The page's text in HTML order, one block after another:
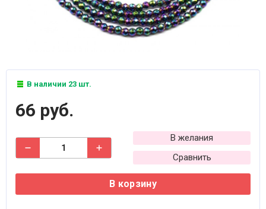
В наличии 23 шт.
66 руб.
В желания
Сравнить
В корзину